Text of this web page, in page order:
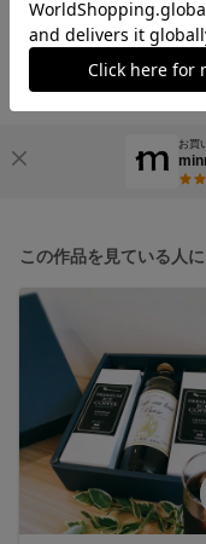
特
お買
この作品を見ている人